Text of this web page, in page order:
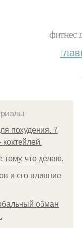
фитнес
похудения. 7
тому, что делаю.
и его влияние
обман